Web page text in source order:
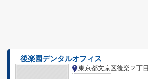
後楽園デンタルオフィス
東京都文京区後楽２丁目